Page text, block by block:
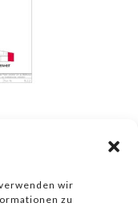
wir
zu